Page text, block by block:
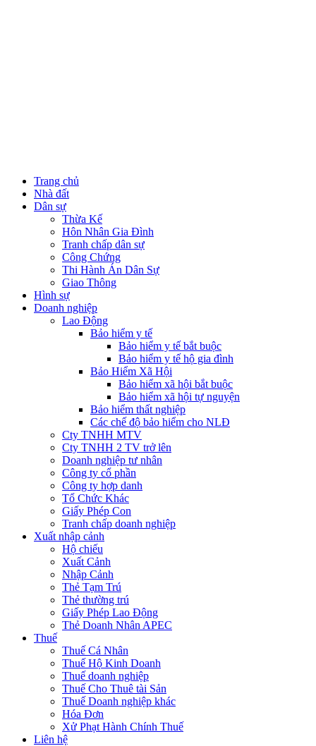
Trang chủ
Nhà đất
Dân sự
Thừa Kế
Hôn Nhân Gia Đình
Tranh chấp dân sự
Công Chứng
Thi Hành Án Dân Sự
Giao Thông
Hình sự
Doanh nghiệp
Lao Động
Bảo hiểm y tế
Bảo hiểm y tế bắt buộc
Bảo hiểm y tế hộ gia đình
Bảo Hiểm Xã Hội
Bảo hiểm xã hội bắt buộc
Bảo hiểm xã hội tự nguyện
Bảo hiểm thất nghiệp
Các chế độ bảo hiểm cho NLĐ
Cty TNHH MTV
Cty TNHH 2 TV trở lên
Doanh nghiệp tư nhân
Công ty cổ phần
Công ty hợp danh
Tổ Chức Khác
Giấy Phép Con
Tranh chấp doanh nghiệp
Xuất nhập cảnh
Hộ chiếu
Xuất Cảnh
Nhập Cảnh
Thẻ Tạm Trú
Thẻ thường trú
Giấy Phép Lao Động
Thẻ Doanh Nhân APEC
Thuế
Thuế Cá Nhân
Thuế Hộ Kinh Doanh
Thuế doanh nghiệp
Thuế Cho Thuê tài Sản
Thuế Doanh nghiệp khác
Hóa Đơn
Xử Phạt Hành Chính Thuế
Liên hệ